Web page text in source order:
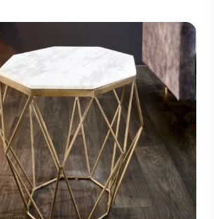
( En stock à l'usine 4 à 6 semaines
)
399,00 €
Añadir al carrito
TABLE BASSE ARTISANALE ORIENT 80CM
ARGENTÉE AU DESIGN MARTELÉ
CLASSIQUE
( En stock à l'usine 4 à 6 semaines
)
379,00 €
Añadir al carrito